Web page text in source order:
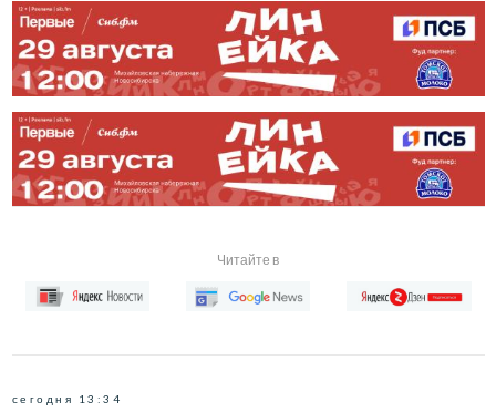
Читайте в
сегодня 13:34